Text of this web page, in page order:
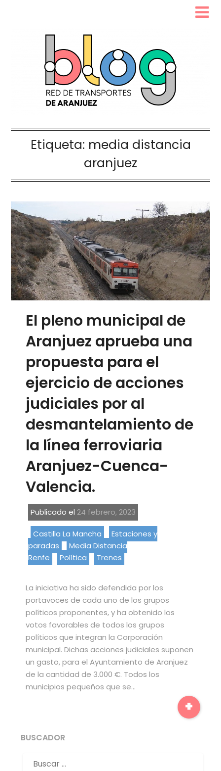
Etiqueta: media distancia
aranjuez
El pleno municipal de
Aranjuez aprueba una
propuesta para el
ejercicio de acciones
judiciales por al
desmantelamiento de
la línea ferroviaria
Aranjuez-Cuenca-
Valencia.
Publicado el 24 febrero, 2023
Castilla La Mancha
Estaciones y
paradas
Media Distancia
Renfe
Política Trenes
La iniciativa ha sido defendida por los
portavoces de cada uno de los grupos
políticos proponentes, y ha obtenido los
votos favorables de todos los grupos
políticos que integran la Corporación
municipal. Dichas acciones judiciales suponen
un gasto, para el Ayuntamiento de Aranjuez
de la cantidad de 3.000 €. Todos los
municipios pequeños que se…
+
BUSCADOR